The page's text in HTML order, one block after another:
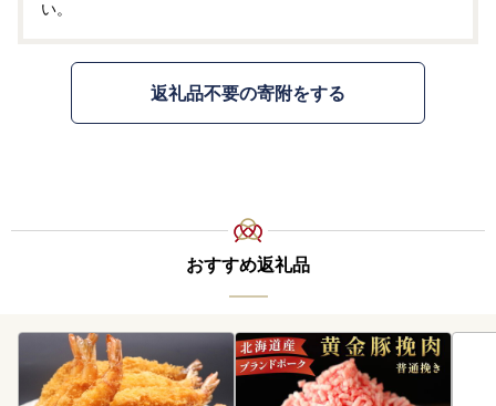
い。
返礼品不要の寄附をする
おすすめ返礼品